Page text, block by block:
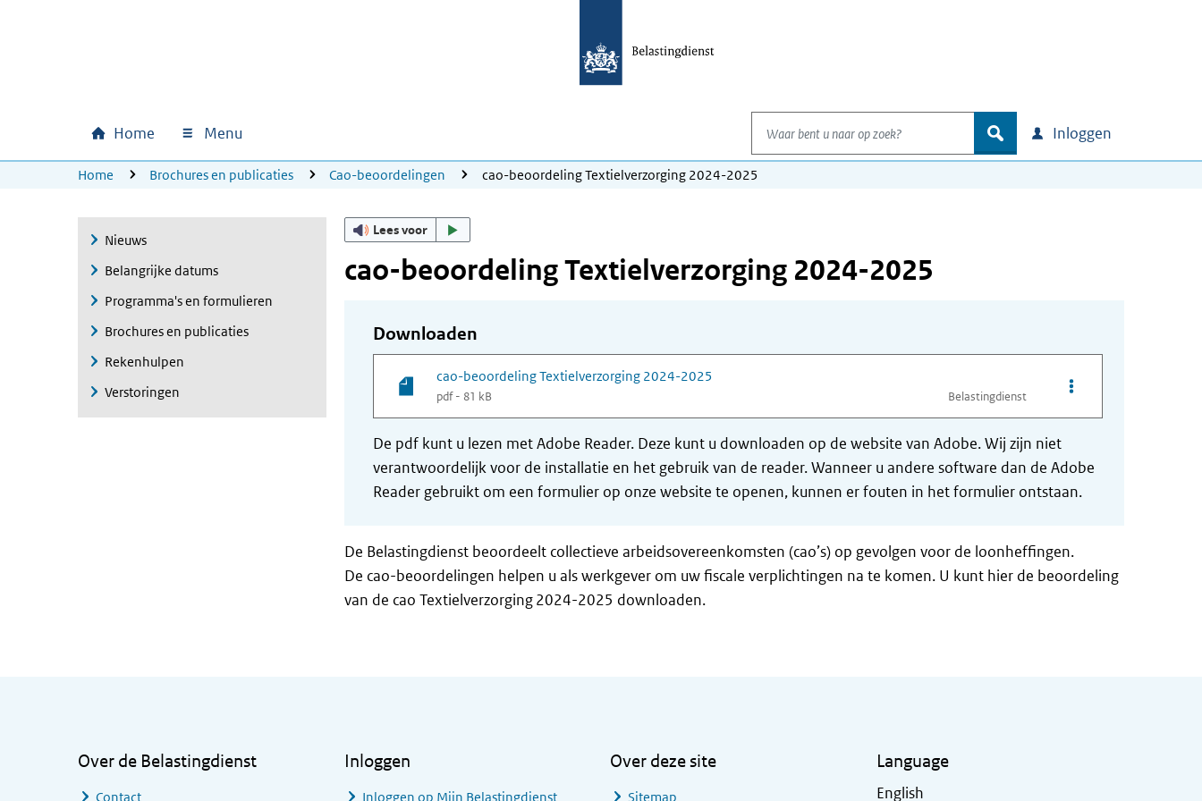
Hoofdnavigatie
Home Menu
Waar bent u naar op zoek?
zoek Inloggen
U bevindt zich hier:
Home Brochures en publicaties Cao-beoordelingen cao-beoordeling Textielverzorging 2024-2025
Nieuws
Belangrijke datums
Programma's en formulieren
Brochures en publicaties
Rekenhulpen
Verstoringen
Lees voor
cao-beoordeling Textielverzorging 2024-2025
Downloaden
cao-beoordeling Textielverzorging 2024-2025
pdf - 81 kB Belastingdienst
Opties van bestand
De pdf kunt u lezen met Adobe Reader. Deze kunt u downloaden op de website van Adobe. Wij zijn niet
verantwoordelijk voor de installatie en het gebruik van de reader. Wanneer u andere software dan de Adobe
Reader gebruikt om een formulier op onze website te openen, kunnen er fouten in het formulier ontstaan.
De Belastingdienst beoordeelt collectieve arbeidsovereenkomsten (cao’s) op gevolgen voor de loonheffingen.
De cao-beoordelingen helpen u als werkgever om uw fiscale verplichtingen na te komen. U kunt hier de beoordeling
van de cao Textielverzorging 2024-2025 downloaden.
Over de Belastingdienst
Contact
Inloggen
Inloggen op Mijn Belastingdienst
Over deze site
Sitemap
Language
English